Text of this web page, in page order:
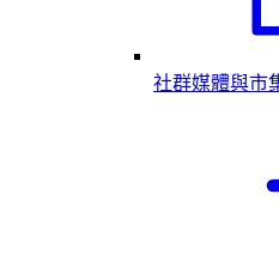
社群媒體與市